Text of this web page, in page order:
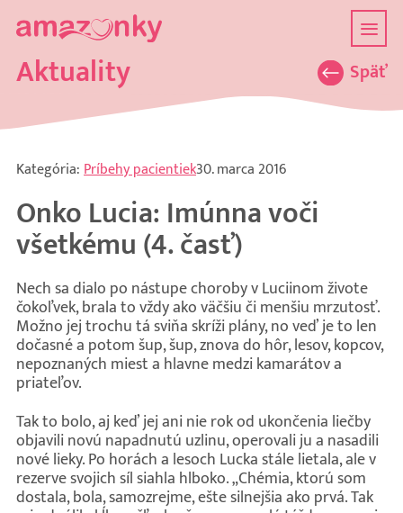
Aktuality Späť
Kategória:Príbehy pacientiek30. marca 2016
Onko Lucia: Imúnna voči
všetkému (4. časť)
Nech sa dialo po nástupe choroby v Luciinom živote
čokoľvek, brala to vždy ako väčšiu či menšiu mrzutosť.
Možno jej trochu tá sviňa skríži plány, no veď je to len
dočasné a potom šup, šup, znova do hôr, lesov, kopcov,
nepoznaných miest a hlavne medzi kamarátov a
priateľov.
Tak to bolo, aj keď jej ani nie rok od ukončenia liečby
objavili novú napadnutú uzlinu, operovali ju a nasadili
nové lieky. Po horách a lesoch Lucka stále lietala, ale v
rezerve svojich síl siahla hlboko. „Chémia, ktorú som
dostala, bola, samozrejme, ešte silnejšia ako prvá. Tak